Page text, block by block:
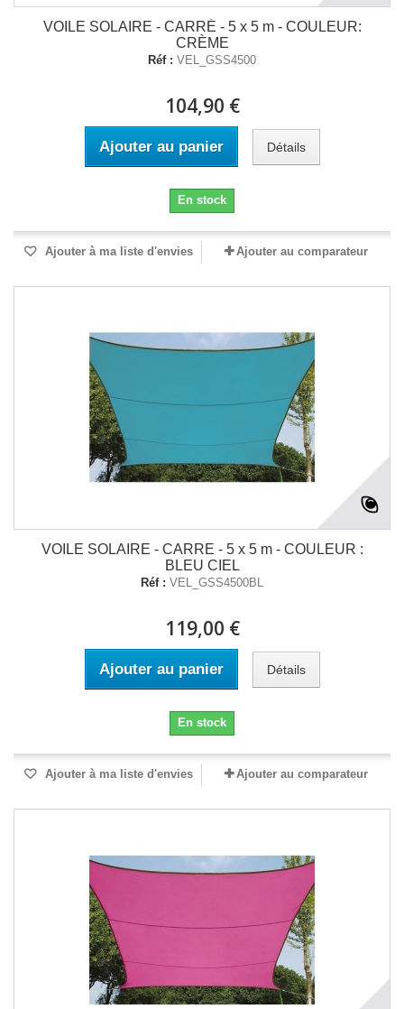
VOILE SOLAIRE - CARRÉ - 5 x 5 m - COULEUR:
CRÈME
Réf : VEL_GSS4500
104,90 €
Ajouter au panier Détails
En stock
Ajouter à ma liste d'envies Ajouter au comparateur
VOILE SOLAIRE - CARRE - 5 x 5 m - COULEUR :
BLEU CIEL
Réf : VEL_GSS4500BL
119,00 €
Ajouter au panier Détails
En stock
Ajouter à ma liste d'envies Ajouter au comparateur